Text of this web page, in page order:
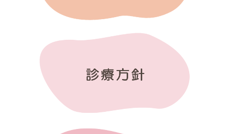
問診票ダウンロード
採用情報（事務職員・受付）